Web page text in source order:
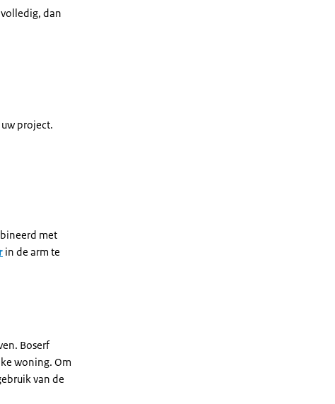
dan
project.
met
in de arm te
Boserf
woning. Om
van de